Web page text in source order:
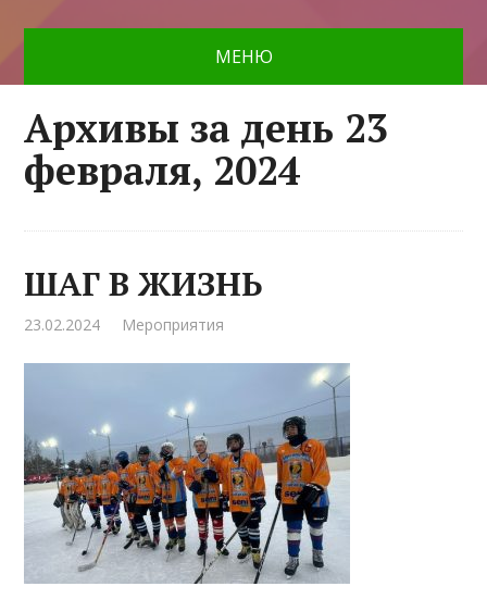
МЕНЮ
Архивы за день 23
февраля, 2024
ШАГ В ЖИЗНЬ
23.02.2024 Мероприятия